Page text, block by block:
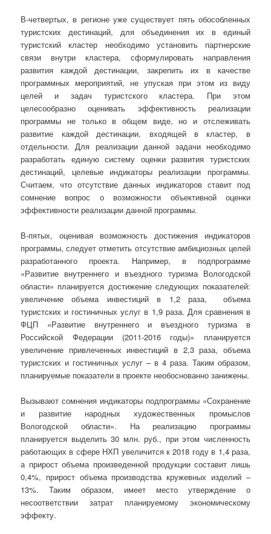
В-четвертых, в регионе уже существует пять обособленных
туристских дестинаций, для объединения их в единый
туристский кластер необходимо установить партнерские
связи внутри кластера, сформулировать направления
развития каждой дестинации, закрепить их в качестве
программных мероприятий, не упуская при этом из виду
целей и задач туристского кластера. При этом
целесообразно оценивать эффективность реализации
программы не только в общем виде, но и отслеживать
развитие каждой дестинации, входящей в кластер, в
отдельности. Для реализации данной задачи необходимо
разработать единую систему оценки развития туристских
дестинаций, целевые индикаторы реализации программы.
Считаем, что отсутствие данных индикаторов ставит под
сомнение вопрос о возможности объективной оценки
эффективности реализации данной программы.
В-пятых, оценивая возможность достижения индикаторов
программы, следует отметить отсутствие амбициозных целей
разработанного проекта. Например, в подпрограмме
«Развитие внутреннего и въездного туризма Вологодской
области» планируется достижение следующих показателей:
увеличение объема инвестиций в 1,2 раза, объема
туристских и гостиничных услуг в 1,9 раза. Для сравнения в
ФЦП «Развитие внутреннего и въездного туризма в
Российской Федерации (2011-2016 годы)» планируется
увеличение привлеченных инвестиций в 2,3 раза, объема
туристских и гостиничных услуг – в 4 раза. Таким образом,
планируемые показатели в проекте необоснованно занижены.
Вызывают сомнения индикаторы подпрограммы «Сохранение
и развитие народных художественных промыслов
Вологодской области». На реализацию программы
планируется выделить 30 млн. руб., при этом численность
работающих в сфере НХП увеличится к 2018 году в 1,4 раза,
а прирост объема произведенной продукции составит лишь
0,4%, прирост объема производства кружевных изделий –
13%. Таким образом, имеет место утверждение о
несоответствии затрат планируемому экономическому
эффекту.